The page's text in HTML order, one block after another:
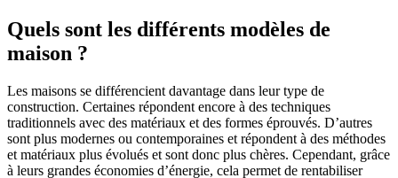
Quels sont les différents modèles de
maison ?
Les maisons se différencient davantage dans leur type de
construction. Certaines répondent encore à des techniques
traditionnels avec des matériaux et des formes éprouvés. D’autres
sont plus modernes ou contemporaines et répondent à des méthodes
et matériaux plus évolués et sont donc plus chères. Cependant, grâce
à leurs grandes économies d’énergie, cela permet de rentabiliser